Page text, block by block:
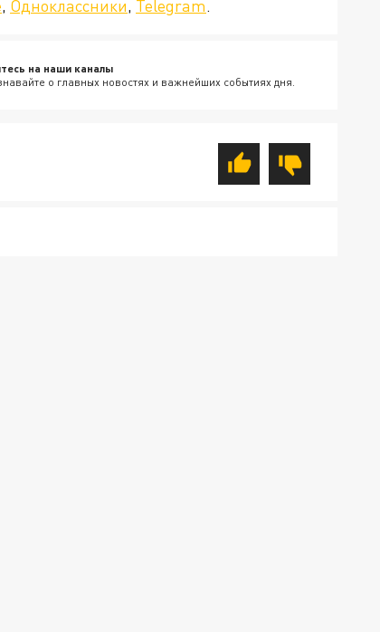
, Одноклассники, Telegram.
на наши каналы
о главных новостях и важнейших событиях дня.